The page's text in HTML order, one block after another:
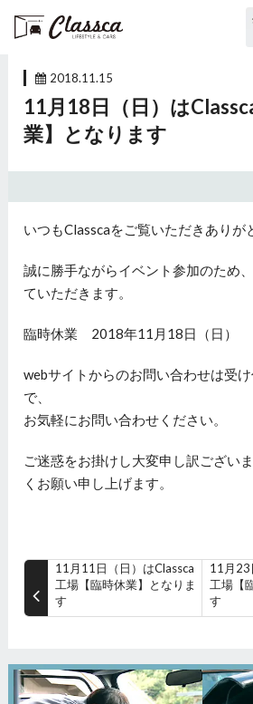
2018.11.15
11月18日（日）は
業】となります
いつもClasscaをご覧いただきありが
誠に勝手ながらイベント参加のため
ていただきます。
臨時休業 2018年11月18日（日）
webサイトからのお問い合わせは受
で、
お気軽にお問い合わせください。
ご迷惑をお掛けし大変申し訳ござい
くお願い申し上げます。
11月11日（日）はClassca
工場【臨時休業】となりま
す
11月23
工場【
す